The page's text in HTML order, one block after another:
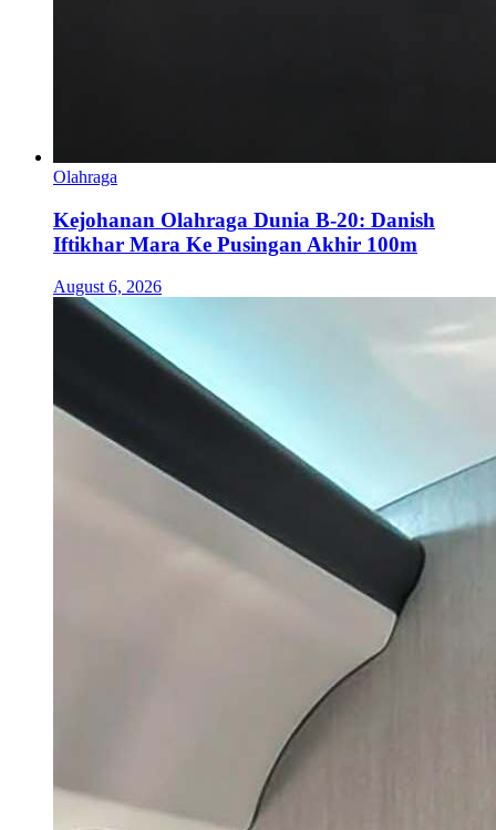
Olahraga
Kejohanan Olahraga Dunia B-20: Danish
Iftikhar Mara Ke Pusingan Akhir 100m
August 6, 2026